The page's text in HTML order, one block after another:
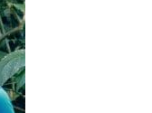
хүрээнд хамтран
28 минут
“Урт цагаан”-ыг
чөлөөт цагаа